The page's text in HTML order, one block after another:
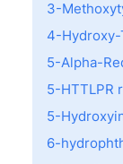
3-
4-Hydroxy-
5-Alpha-
5-HTTLPR
5-
6-